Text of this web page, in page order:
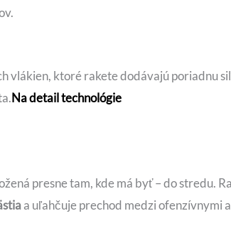
vlákien, ktoré rakete dodávajú poriadnu
Na detail technológie
presne tam, kde má byť – do stredu.
a uľahčuje prechod medzi ofenzívnymi